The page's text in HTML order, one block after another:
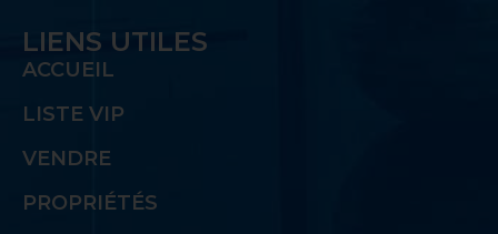
LIENS UTILES
ACCUEIL
LISTE VIP
VENDRE
PROPRIÉTÉS